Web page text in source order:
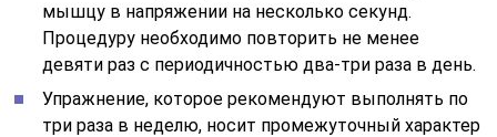
мышцу в напряжении на несколько секунд.
Процедуру необходимо повторить не менее
девяти раз с периодичностью два-три раза в день.
Упражнение, которое рекомендуют выполнять по
три раза в неделю, носит промежуточный характер